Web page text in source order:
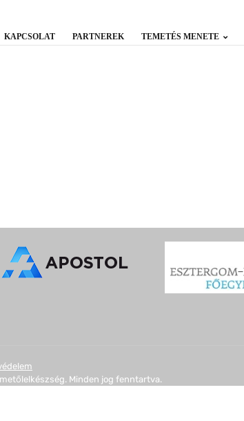
KAPCSOLAT PARTNEREK TEMETÉS MENETE
Minden jog fenntartva.